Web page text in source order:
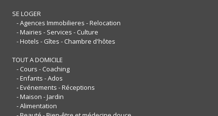
SE LOGER
- Agences Immobilieres - Relocation
- Mairies - Services - Culture
- Hotels - Gîtes - Chambre d'hôtes
TOUT A DOMICILE
- Cours - Coaching
- Enfants - Ados
- Evénements - Réceptions
- Maison - Jardin
- Alimentation